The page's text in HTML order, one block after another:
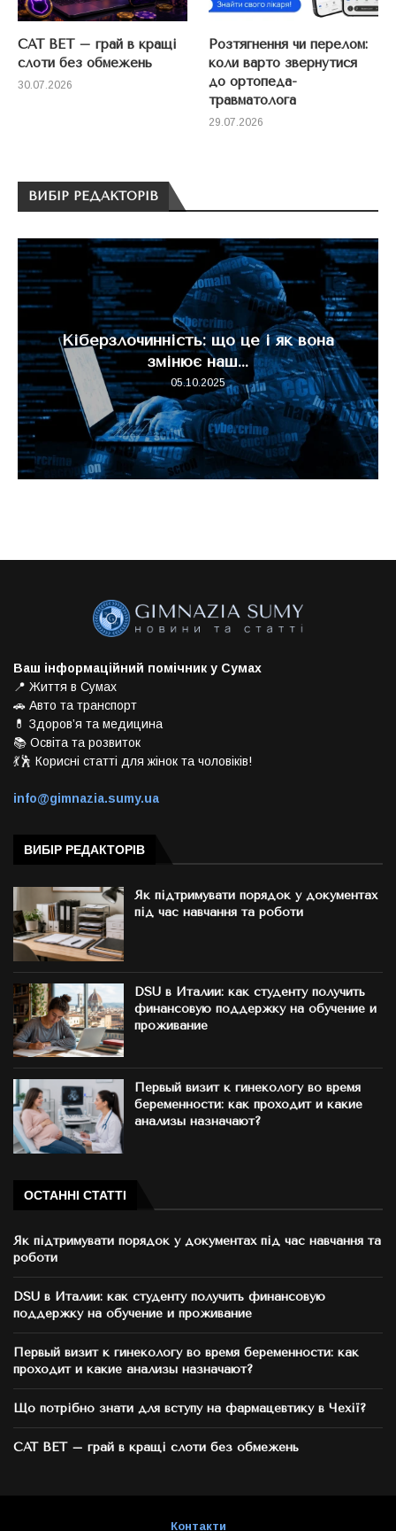
CAT BET – грай в кращі
слоти без обмежень
30.07.2026
Розтягнення чи перелом:
коли варто звернутися
до ортопеда-
травматолога
29.07.2026
ВИБІР РЕДАКТОРІВ
Кіберзлочинність: що це і як вона
змінює наш...
05.10.2025
Ваш інформаційний помічник у Сумах
📍 Життя в Сумах
🚗 Авто та транспорт
💊 Здоров’я та медицина
📚 Освіта та розвиток
💃🕺 Корисні статті для жінок та чоловіків!
info@gimnazia.sumy.ua
ВИБІР РЕДАКТОРІВ
Як підтримувати порядок у документах
під час навчання та роботи
DSU в Италии: как студенту получить
финансовую поддержку на обучение и
проживание
Первый визит к гинекологу во время
беременности: как проходит и какие
анализы назначают?
ОСТАННІ СТАТТІ
Як підтримувати порядок у документах під час навчання та
роботи
DSU в Италии: как студенту получить финансовую
поддержку на обучение и проживание
Первый визит к гинекологу во время беременности: как
проходит и какие анализы назначают?
Що потрібно знати для вступу на фармацевтику в Чехії?
CAT BET – грай в кращі слоти без обмежень
Контакти